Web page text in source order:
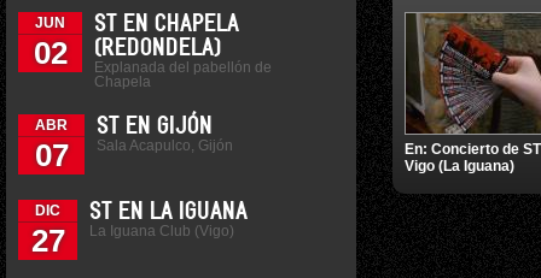
JUN
02
ST EN CHAPELA
(REDONDELA)
Explanada del pabellón de
Chapela
ABR
07
ST EN GIJÓN
Sala Acapulco, Gijón
DIC
27
ST EN LA IGUANA
La Iguana Club (Vigo)
En: Concierto de
Vigo (La Iguana)